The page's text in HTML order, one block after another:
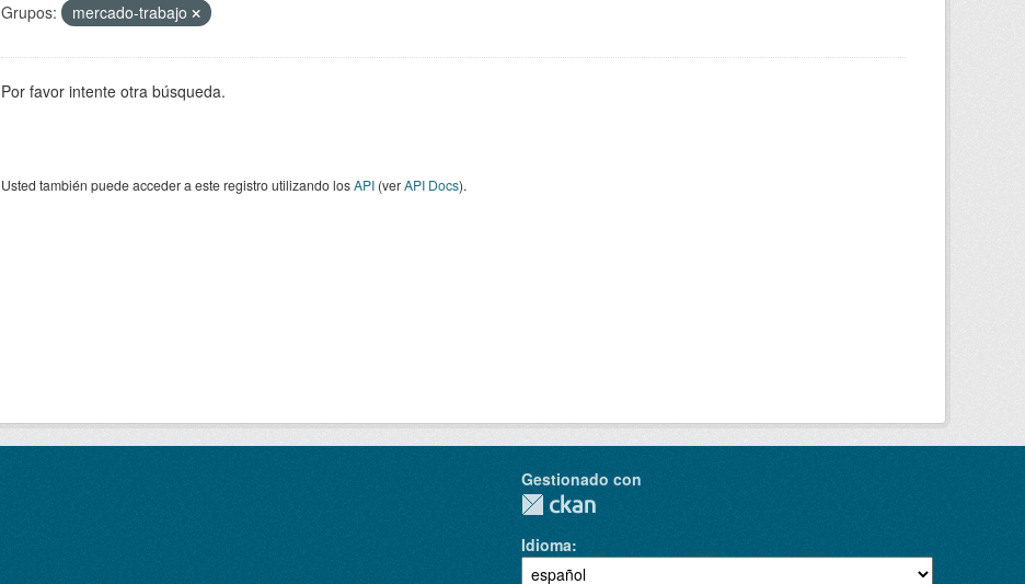
Grupos:
mercado-trabajo
Por favor intente otra búsqueda.
Usted también puede acceder a este registro utilizando losAPI(verAPI Docs).
Gestionado con
Idioma